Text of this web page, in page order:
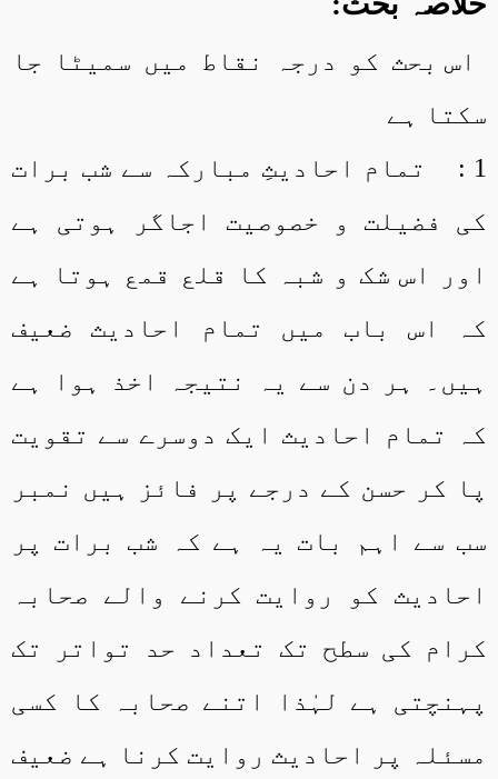
اس بحث کو درجہ نقاط میں سمیٹا جا
سکتا ہے
1 :
تمام احادیثِ مبارکہ سے شب برات
کی فضیلت و خصوصیت اجاگر ہوتی ہے
اور اس شک و شبہ کا قلع قمع ہوتا ہے
کہ اس باب میں تمام احادیث ضعیف
ہیں۔ ہر دن سے یہ نتیجہ اخذ ہوا ہے
کہ تمام احادیث ایک دوسرے سے تقویت
پا کر حسن کے درجے پر فائز ہیں نمبر
سب سے اہم بات یہ ہے کہ شب برات پر
احادیث کو روایت کرنے والے صحابہ
کرام کی سطح تک تعداد حد تواتر تک
پہنچتی ہے لہٰذا اتنے صحابہ کا کسی
مسئلہ پر احادیث روایت کرنا ہے ضعیف